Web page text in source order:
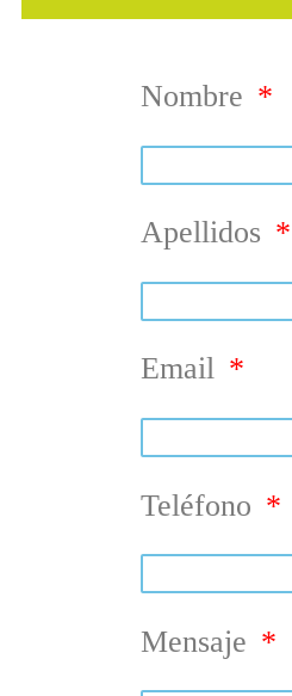
Nombre
Apellidos
Email
Teléfono
Mensaje